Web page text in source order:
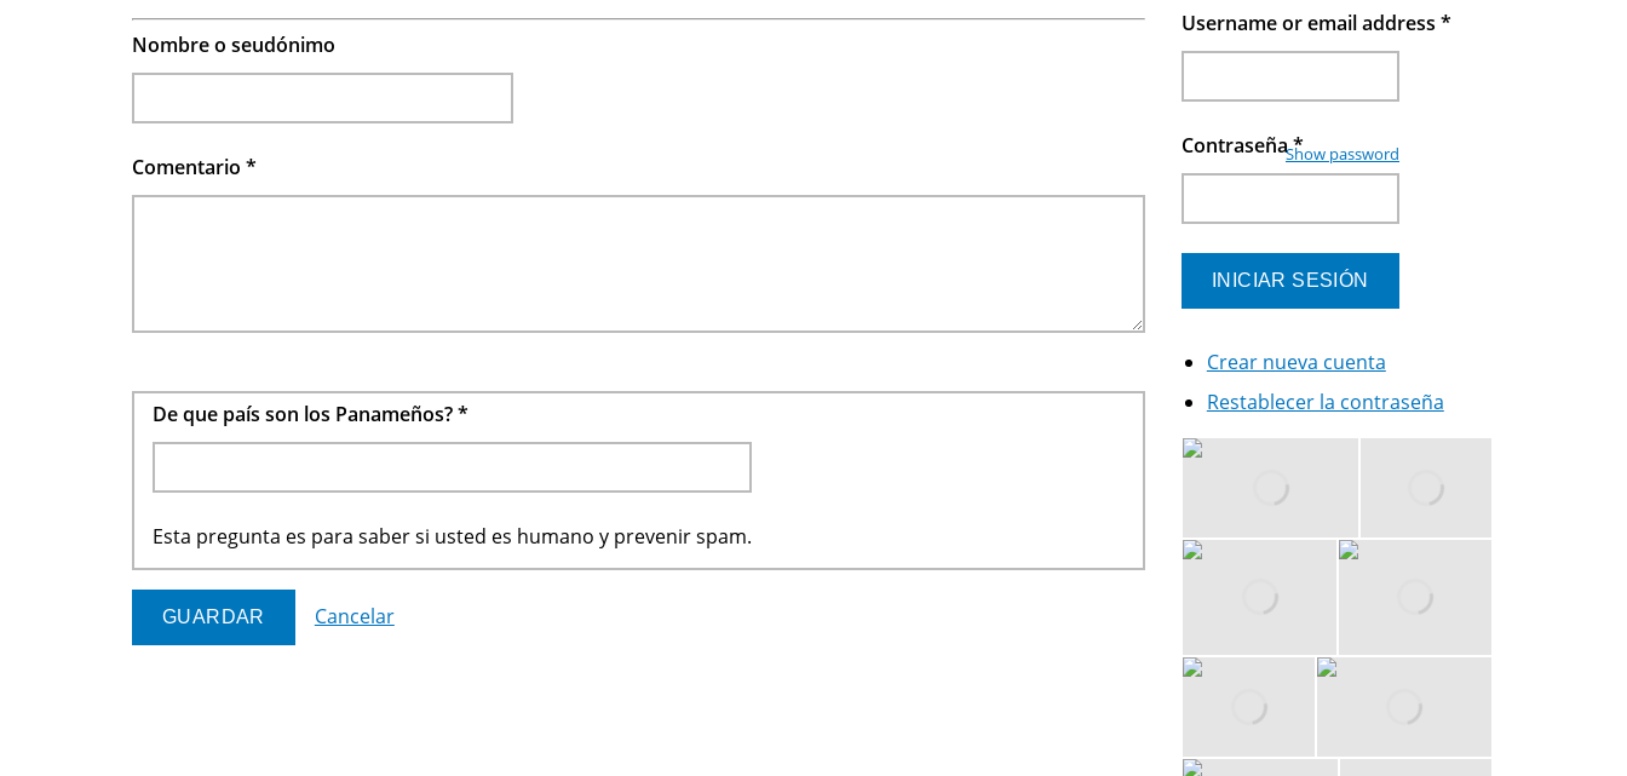
Nombre o seudónimo
Comentario *
De que país son los Panameños?*
Esta pregunta es para saber si usted es humano y prevenir spam.
Cancelar
Username or email address *
Contraseña*
Show password
Crear nueva cuenta
Restablecer la contraseña